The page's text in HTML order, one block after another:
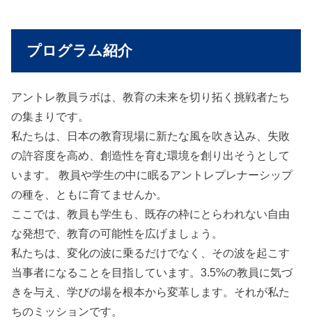
プログラム紹介
アントレ教員ラボは、教育の未来を切り拓く挑戦者たち
の集まりです。
私たちは、日本の教育現場に新たな風を吹き込み、失敗
の許容度を高め、創造性を育む環境を創り出そうとして
います。 教員や学生の中に眠るアントレプレナーシップ
の種を、ともに育てませんか。
ここでは、教員も学生も、既存の枠にとらわれない自由
な発想で、教育の可能性を広げましょう。
私たちは、変化の波に乗るだけでなく、その波を起こす
当事者になることを目指しています。3.5%の教員に気づ
きを与え、学びの場を根本から変革します。それが私た
ちのミッションです。